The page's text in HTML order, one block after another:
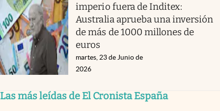
imperio fuera de Inditex:
Australia aprueba una inversión
de más de 1000 millones de
euros
martes, 23 de Junio de
2026
Las más leídas de El Cronista España